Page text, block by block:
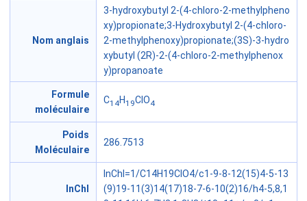
Nom anglais
3-hydroxybutyl 2-(4-chloro-2-methylpheno
xy)propionate;3-Hydroxybutyl 2-(4-chloro-
2-methylphenoxy)propionate;(3S)-3-hydro
xybutyl (2R)-2-(4-chloro-2-methylphenox
y)propanoate
Formule
moléculaire
C14H19ClO4
Poids
Moléculaire
286.7513
InChl
InChI=1/C14H19ClO4/c1-9-8-12(15)4-5-13
(9)19-11(3)14(17)18-7-6-10(2)16/h4-5,8,1